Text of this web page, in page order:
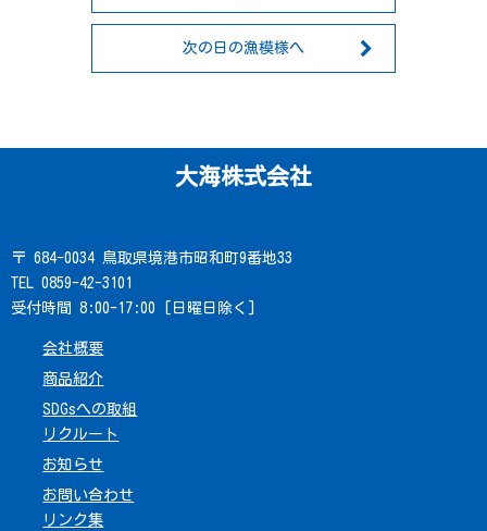
次の日の漁模様へ
大海株式会社
〒 684-0034 鳥取県境港市昭和町9番地33
TEL 0859-42-3101
受付時間 8:00-17:00 [日曜日除く]
会社概要
商品紹介
SDGsへの取組
リクルート
お知らせ
お問い合わせ
リンク集